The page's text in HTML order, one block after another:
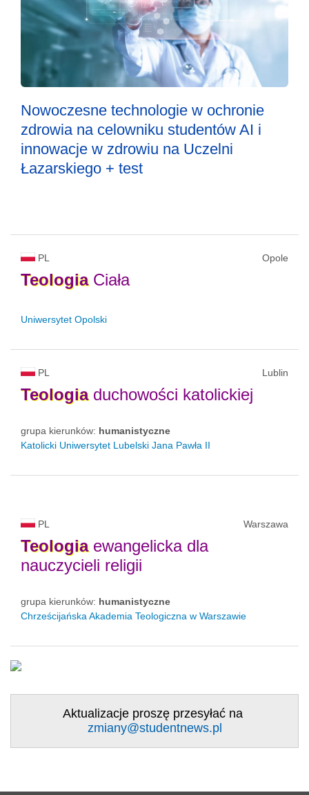
Nowoczesne technologie w ochronie
zdrowia na celowniku studentów AI i
innowacje w zdrowiu na Uczelni
Łazarskiego + test
PL Opole
TeologiaCiała
Uniwersytet Opolski
PL Lublin
Teologiaduchowości katolickiej
grupa kierunków: humanistyczne
Katolicki Uniwersytet Lubelski Jana Pawła II
PL Warszawa
Teologiaewangelicka dla
nauczycieli religii
grupa kierunków: humanistyczne
Chrześcijańska Akademia Teologiczna w Warszawie
Aktualizacje proszę przesyłać na
zmiany@studentnews.pl